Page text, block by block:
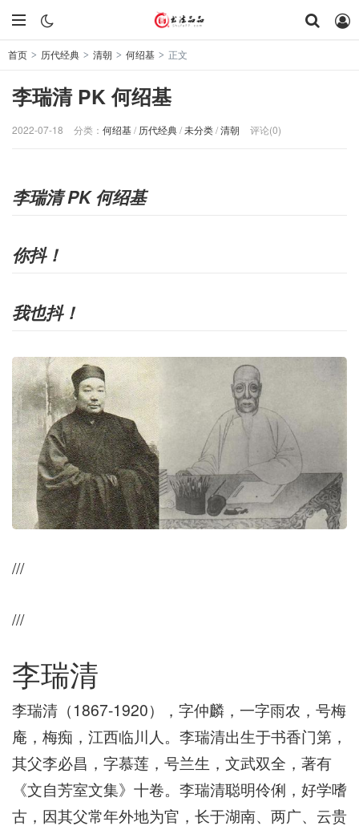
首页 > 历代经典 > 清朝 > 何绍基 > 正文
李瑞清 PK 何绍基
2022-07-18 分类： 何绍基/ 历代经典/未分类/清朝 评论(0)
李瑞清 PK 何绍基
你抖！
我也抖！
///
///
李瑞清
李瑞清（1867-1920），字仲麟，一字雨农，号梅
庵，梅痴，江西临川人。李瑞清出生于书香门第，
其父李必昌，字慕莲，号兰生，文武双全，著有
《文自芳室文集》十卷。李瑞清聪明伶俐，好学嗜
古，因其父常年外地为官，长于湖南、两广、云贵